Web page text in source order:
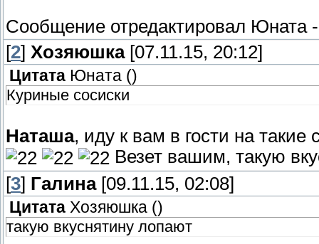
Сообщение отредактировал Юната
[2] Хозяюшка[07.11.15, 20:12]
Цитата Юната ()
Куриные сосиски
Наташа, иду к вам в гости на такие
Везет вашим, такую
[3] Галина[09.11.15, 02:08]
Цитата Хозяюшка ()
такую вкуснятину лопают